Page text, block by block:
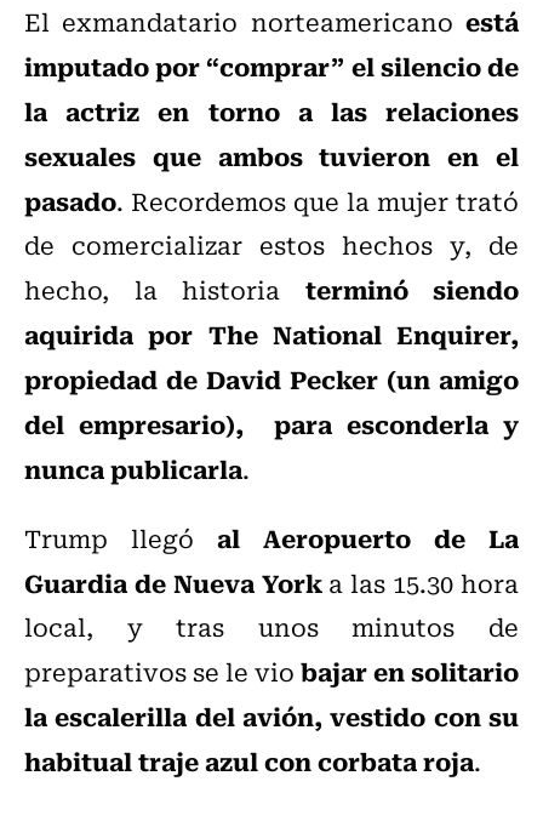
El exmandatario norteamericano está
imputado por “comprar” el silencio de
la actriz en torno a las relaciones
sexuales que ambos tuvieron en el
pasado. Recordemos que la mujer trató
de comercializar estos hechos y, de
hecho, la historia terminó siendo
aquirida por The National Enquirer,
propiedad de David Pecker (un amigo
del empresario), para esconderla y
nunca publicarla.
Trump llegó al Aeropuerto de La
Guardia de Nueva Yorka las 15.30 hora
local, y tras unos minutos de
preparativos se le viobajar en solitario
la escalerilla del avión, vestido con su
habitual traje azul con corbata roja.